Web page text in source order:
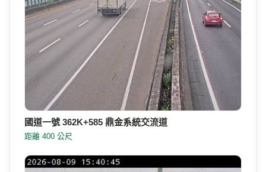
國道一號 362K+585 鼎金系統交流道
距離 400 公尺